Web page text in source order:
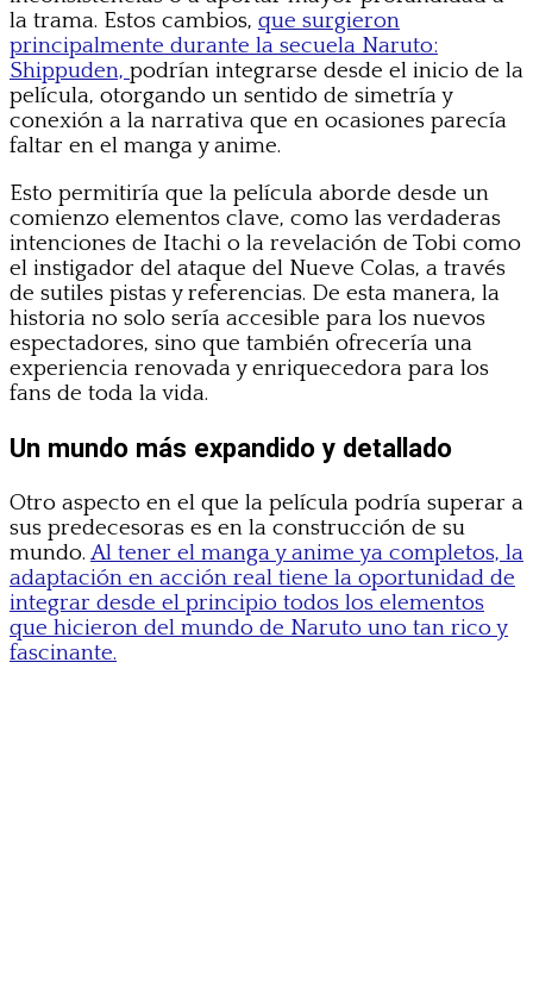
la trama. Estos cambios, que surgieron
principalmente durante la secuela Naruto:
Shippuden, podrían integrarse desde el inicio de la
película, otorgando un sentido de simetría y
conexión a la narrativa que en ocasiones parecía
faltar en el manga y anime.
Esto permitiría que la película aborde desde un
comienzo elementos clave, como las verdaderas
intenciones de Itachi o la revelación de Tobi como
el instigador del ataque del Nueve Colas, a través
de sutiles pistas y referencias. De esta manera, la
historia no solo sería accesible para los nuevos
espectadores, sino que también ofrecería una
experiencia renovada y enriquecedora para los
fans de toda la vida.
Un mundo más expandido y detallado
Otro aspecto en el que la película podría superar a
sus predecesoras es en la construcción de su
mundo. Al tener el manga y anime ya completos, la
adaptación en acción real tiene la oportunidad de
integrar desde el principio todos los elementos
que hicieron del mundo de Naruto uno tan rico y
fascinante.